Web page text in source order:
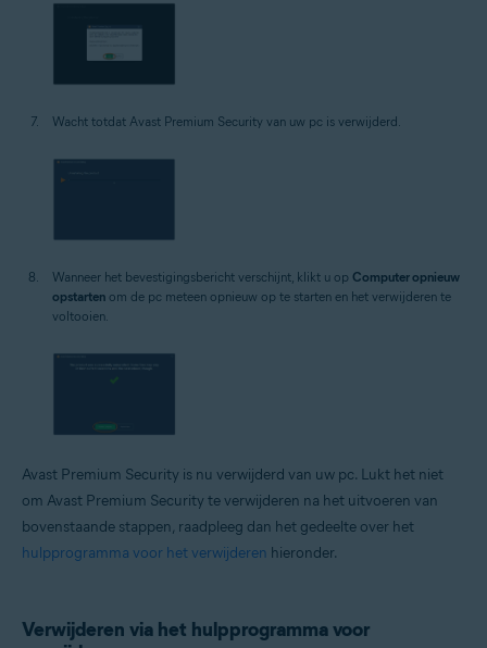
Wacht totdat Avast Premium Security van uw pc is verwijderd.
Wanneer het bevestigingsbericht verschijnt, klikt u op Computer opnieuw
opstarten om de pc meteen opnieuw op te starten en het verwijderen te
voltooien.
Avast Premium Security is nu verwijderd van uw pc. Lukt het niet
om Avast Premium Security te verwijderen na het uitvoeren van
bovenstaande stappen, raadpleeg dan het gedeelte over het
hulpprogramma voor het verwijderen hieronder.
Verwijderen via het hulpprogramma voor